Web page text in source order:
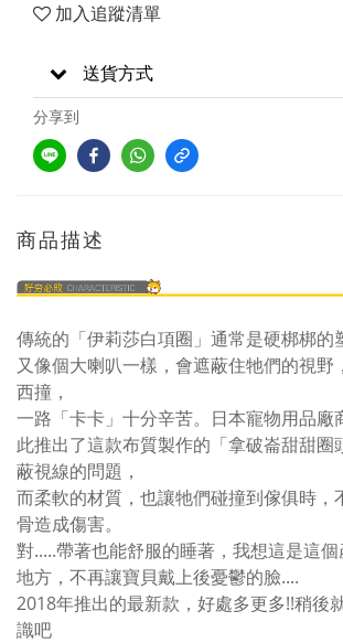
加入追蹤清單
送貨方式
分享到
商品描述
傳統的「伊莉莎白項圈」通常是硬梆梆的
又像個大喇叭一樣，會遮蔽住牠們的視野
西撞，
一路「卡卡」十分辛苦。日本寵物用品廠
此推出了這款布質製作的「拿破崙甜甜圈
蔽視線的問題，
而柔軟的材質，也讓牠們碰撞到傢俱時，
骨造成傷害。
對.....帶著也能舒服的睡著，我想這是這
地方，不再讓寶貝戴上後憂鬱的臉....
2018年推出的最新款，好處多更多!!稍後
識吧